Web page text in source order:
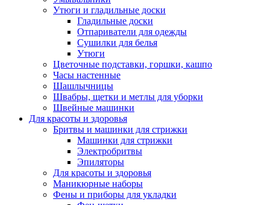
Утюги и гладильные доски
Гладильные доски
Отпариватели для одежды
Сушилки для белья
Утюги
Цветочные подставки, горшки, кашпо
Часы настенные
Шашлычницы
Швабры, щетки и метлы для уборки
Швейные машинки
Для красоты и здоровья
Бритвы и машинки для стрижки
Машинки для стрижки
Электробритвы
Эпиляторы
Для красоты и здоровья
Маникюрные наборы
Фены и приборы для укладки